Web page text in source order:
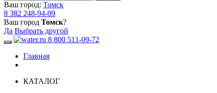
Ваш город: Томск
8 382 248-94-09
Ваш город Томск?
Да Выбрать другой
Toggle navigation
8 800 511-09-72
Главная
КАТАЛОГ